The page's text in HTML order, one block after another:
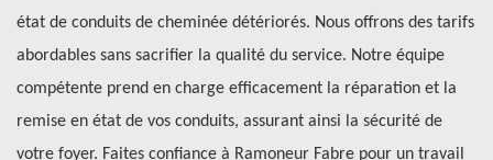
état de conduits de cheminée détériorés. Nous offrons des tarifs
abordables sans sacrifier la qualité du service. Notre équipe
compétente prend en charge efficacement la réparation et la
remise en état de vos conduits, assurant ainsi la sécurité de
votre foyer. Faites confiance à Ramoneur Fabre pour un travail